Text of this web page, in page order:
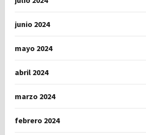
junio 2024
mayo 2024
abril 2024
marzo 2024
febrero 2024